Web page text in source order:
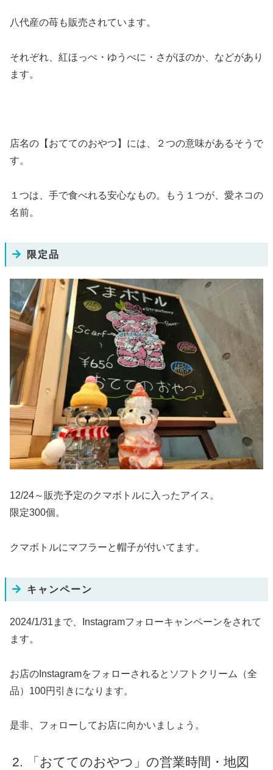
八代産の苺も販売されています。
それぞれ、紅ほっぺ・ゆうべに・さがほのか、などがあり
ます。
店名の【おててのおやつ】には、２つの意味があるそうで
す。
１つは、手で食べれる安心なもの。もう１つが、愛ネコの
名前。
限定品
12/24～販売予定のクマボトルに入ったアイス。
限定300個。
クマボトルにマフラーと帽子が付いてます。
キャンペーン
2024/1/31まで、Instagramフォローキャンペーンをされて
ます。
お店のInstagramをフォローされるとソフトクリーム（全
品）100円引きになります。
是非、フォローしてお店に向かいましょう。
「おててのおやつ」の営業時間・地図